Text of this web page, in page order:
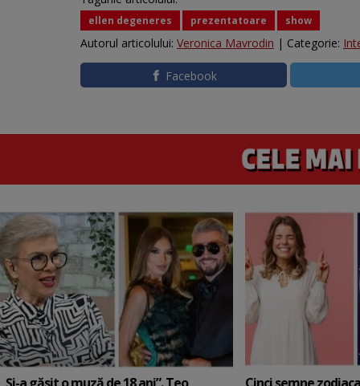
ellen degeneres prezentatoare show
Autorul articolului: Veronica Mavrodin | Categorie:
Facebook